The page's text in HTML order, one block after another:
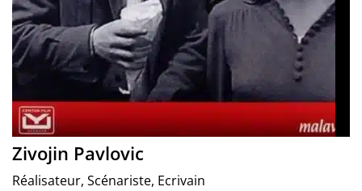
Zivojin Pavlovic
Réalisateur, Scénariste, Ecrivain